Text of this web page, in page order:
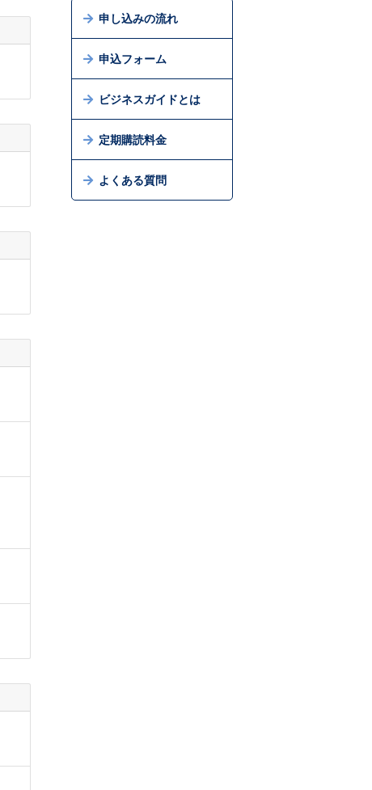
申し込みの流れ
申込フォーム
ビジネスガイドとは
定期購読料金
よくある質問